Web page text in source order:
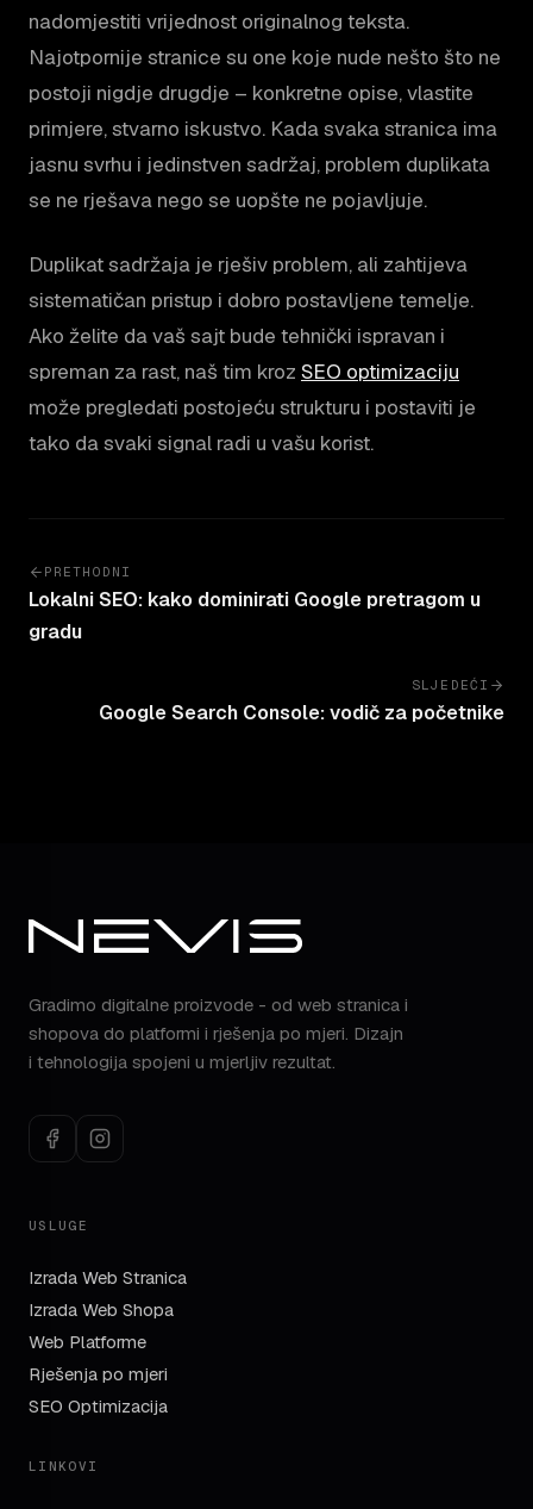
nadomjestiti vrijednost originalnog teksta.
Najotpornije stranice su one koje nude nešto što ne
postoji nigdje drugdje – konkretne opise, vlastite
primjere, stvarno iskustvo. Kada svaka stranica ima
jasnu svrhu i jedinstven sadržaj, problem duplikata
se ne rješava nego se uopšte ne pojavljuje.
Duplikat sadržaja je rješiv problem, ali zahtijeva
sistematičan pristup i dobro postavljene temelje.
Ako želite da vaš sajt bude tehnički ispravan i
spreman za rast, naš tim kroz SEO optimizaciju
može pregledati postojeću strukturu i postaviti je
tako da svaki signal radi u vašu korist.
PRETHODNI
Lokalni SEO: kako dominirati Google pretragom u
gradu
SLJEDEĆI
Google Search Console: vodič za početnike
Gradimo digitalne proizvode - od web stranica i
shopova do platformi i rješenja po mjeri. Dizajn
i tehnologija spojeni u mjerljiv rezultat.
USLUGE
Izrada Web Stranica
Izrada Web Shopa
Web Platforme
Rješenja po mjeri
SEO Optimizacija
LINKOVI